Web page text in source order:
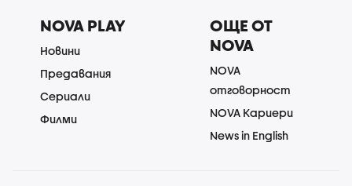
NOVA PLAY
Новини
Предавания
Сериали
Филми
ОЩЕ ОТ
NOVA
NOVA
отговорност
NOVA Кариери
News in English